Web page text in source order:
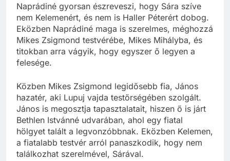
Naprádiné gyorsan észreveszi, hogy Sára szíve
nem Kelemenért, és nem is Haller Péterért dobog.
Eközben Naprádiné maga is szerelmes, méghozzá
Mikes Zsigmond testvérébe, Mikes Mihályba, és
titokban arra vágyik, hogy egyszer ő legyen a
felesége.
Közben Mikes Zsigmond legidősebb fia, János
hazatér, aki Lupuj vajda testőrségében szolgált.
János is megosztja tapasztalatait, hiszen ő is járt
Bethlen Istvánné udvarában, ahol egy fiatal
hölgyet talált a legvonzóbbnak. Eközben Kelemen,
a fiatalabb testvér arról panaszkodik, hogy nem
találkozhat szerelmével, Sárával.